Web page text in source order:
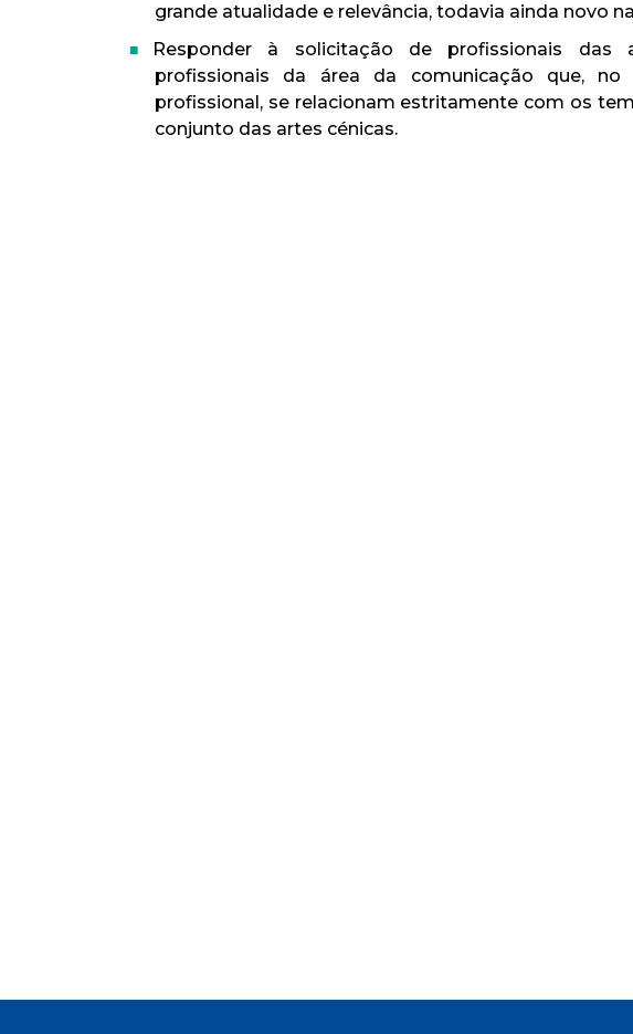
grande atualidade e relevância, todavia ainda novo
Responder à solicitação de profissionais das
profissionais da área da comunicação que,
profissional, se relacionam estritamente com os
conjunto das artes cénicas.